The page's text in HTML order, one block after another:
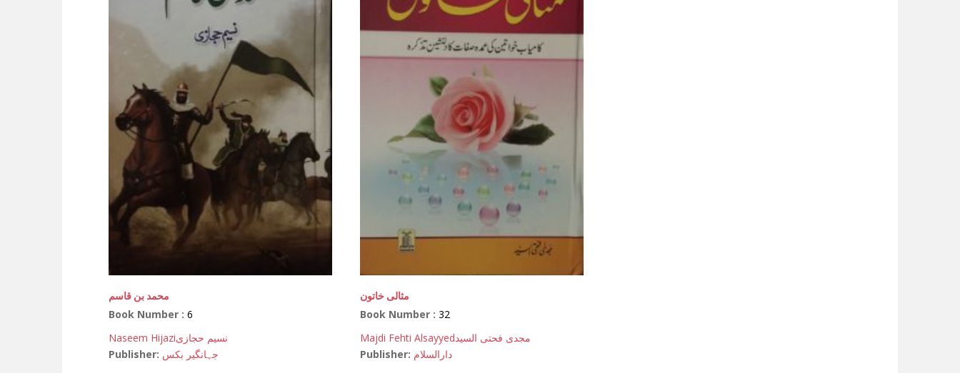
محمد بن قاسم
Book Number : 6
Naseem Hijaziنسیم حجازی
Publisher: جہانگیر بکس
مثالی خاتون
Book Number :32
Majdi Fehti Alsayyedمجدی فحتی السید
Publisher: دارالسلام